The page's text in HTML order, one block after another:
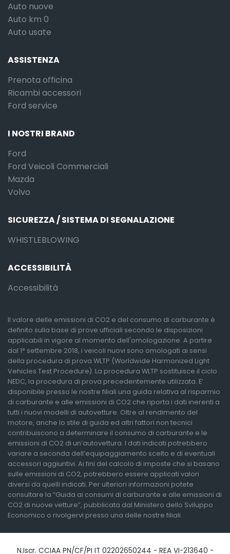
Auto nuove
Auto km 0
Auto usate
ASSISTENZA
Prenota officina
Ricambi accessori
Ford service
I NOSTRI BRAND
Ford
Ford Veicoli Commerciali
Mazda
Volvo
SICUREZZA / SISTEMA DI SEGNALAZIONE
WHISTLEBLOWING
ACCESSIBILITÀ
Accessibilità
Il valore delle emissioni di CO2 e del consumo di carburante è
definito sulla base di prove ufficiali secondo le disposizioni
applicabili in vigore al momento dell'omologazione. A partire
dal 1° settembre 2018, i veicoli nuovi sono omologati ai sensi
della procedura di prova WLTP (Worldwide Harmonized Light
Vehicles Test Procedure). La procedura WLTP sostituisce il ciclo
NEDC, la procedura di prova precedentemente utilizzata. E’
disponibile presso le nostre filiali una guida relativa al risparmio
di carburante e alle emissioni di CO2 che riporta i dati inerenti a
tutti i nuovi modelli di autovetture. Oltre al rendimento del
motore, anche lo stile di guida ed altri fattori non tecnici
contribuiscono a determinare il consumo di carburante e le
emissioni di CO2 di un’autovettura. I dati indicati potrebbero
variare a seconda dell’equipaggiamento scelto e di eventuali
accessori aggiuntivi. Ai fini del calcolo di imposte che si basano
sulle emissioni di CO2, potrebbero essere applicati valori
diversi da quelli indicati. Per ulteriori informazioni potete
consultare la “Guida ai consumi di carburante e alle emissioni di
CO2 di nuove vetture”, pubblicata dal Ministero dello Sviluppo
Economico o rivolgervi presso una delle nostre filiali.
N.Iscr. CCIAA PN/CF/PI IT 02202650244 - REA VI-213640 -